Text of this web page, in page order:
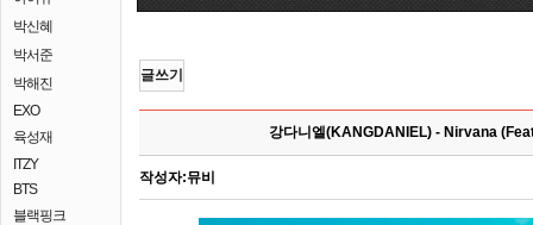
박신혜
박서준
박해진
EXO
육성재
ITZY
BTS
블랙핑크
글쓰기
강다니엘(KANGDANIEL) - Nirvana
작성자:뮤비